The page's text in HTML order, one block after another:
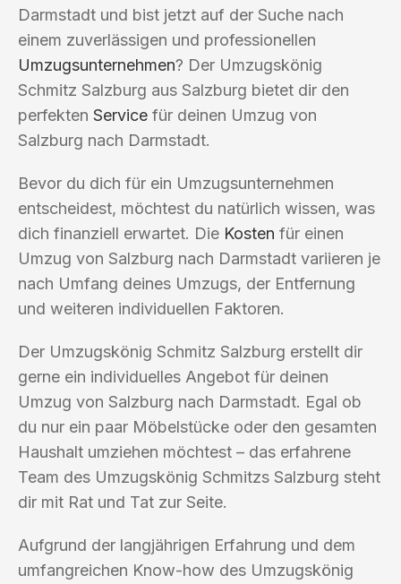
Darmstadt und bist jetzt auf der Suche nach
einem zuverlässigen und professionellen
Umzugsunternehmen? Der Umzugskönig
Schmitz Salzburg aus Salzburg bietet dir den
perfekten Service für deinen Umzug von
Salzburg nach Darmstadt.
Bevor du dich für ein Umzugsunternehmen
entscheidest, möchtest du natürlich wissen, was
dich finanziell erwartet. Die Kosten für einen
Umzug von Salzburg nach Darmstadt variieren je
nach Umfang deines Umzugs, der Entfernung
und weiteren individuellen Faktoren.
Der Umzugskönig Schmitz Salzburg erstellt dir
gerne ein individuelles Angebot für deinen
Umzug von Salzburg nach Darmstadt. Egal ob
du nur ein paar Möbelstücke oder den gesamten
Haushalt umziehen möchtest – das erfahrene
Team des Umzugskönig Schmitzs Salzburg steht
dir mit Rat und Tat zur Seite.
Aufgrund der langjährigen Erfahrung und dem
umfangreichen Know-how des Umzugskönig